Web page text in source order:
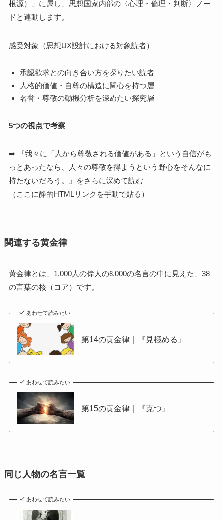
根源）」に属し、思想国家内部の〈心理・倫理・判断〉ノー
ドと連動します。
感受対象（思想UX設計における対象読者）
承認欲求との向き合い方を探りたい読者
人格的価値・自尊の構造に関心を持つ層
名誉・尊敬の動機分析を深めたい探究層
5つの視点で考察
➡ 『我々に「人から尊敬される価値がある」という自信がも
っとあったなら、人々の尊敬を得ようという野心をそんなに
持たないだろう。』をさらに深めて読む
（ここに静的HTMLリンクを手動で貼る）
関連する黄金律
黄金律とは、1,000人の偉人の8,000の名言の中に見えた、38
の言葉の核（コア）です。
あわせて読みたい
第14の黄金律｜『見極める』
あわせて読みたい
第15の黄金律｜『克つ』
同じ人物の名言一覧
あわせて読みたい